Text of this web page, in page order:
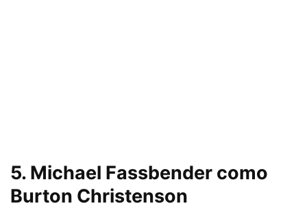
5. Michael Fassbender como
Burton Christenson